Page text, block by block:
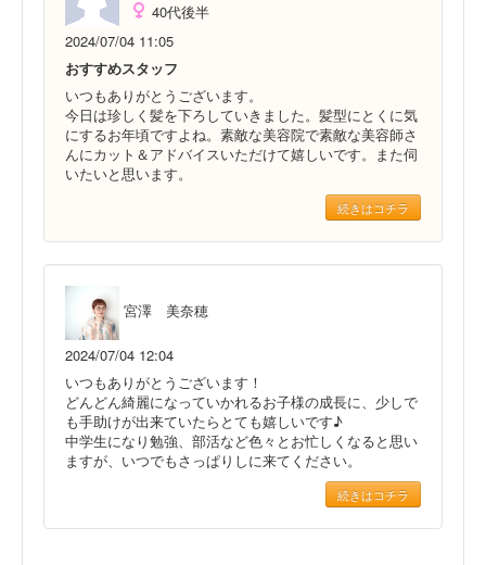
40代後半
2024/07/04 11:05
おすすめスタッフ
いつもありがとうございます。
今日は珍しく髪を下ろしていきました。髪型にとくに気
にするお年頃ですよね。素敵な美容院で素敵な美容師さ
んにカット＆アドバイスいただけて嬉しいです。また伺
いたいと思います。
続きはコチラ
宮澤 美奈穂
2024/07/04 12:04
いつもありがとうございます！
どんどん綺麗になっていかれるお子様の成長に、少しで
も手助けが出来ていたらとても嬉しいです♪
中学生になり勉強、部活など色々とお忙しくなると思い
ますが、いつでもさっぱりしに来てください。
続きはコチラ